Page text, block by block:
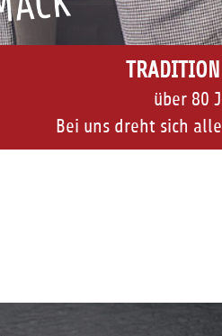
über 80
Bei uns dreht sich